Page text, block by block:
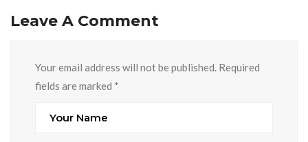
Leave A Comment
Your email address will not be published. Required
fields are marked *